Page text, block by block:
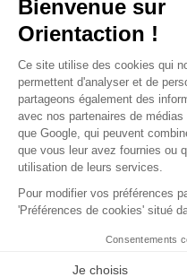
a du sens pour elle.
complexité des
commercialise et la
médecins.
réforme du
disparaître. Elle a
préparer sa
contexte qu’elle
Lire la suite...